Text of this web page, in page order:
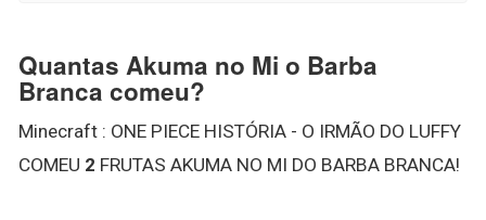
Quantas Akuma no Mi o Barba
Branca comeu?
Minecraft : ONE PIECE HISTÓRIA - O IRMÃO DO LUFFY
COMEU 2 FRUTAS AKUMA NO MI DO BARBA BRANCA!